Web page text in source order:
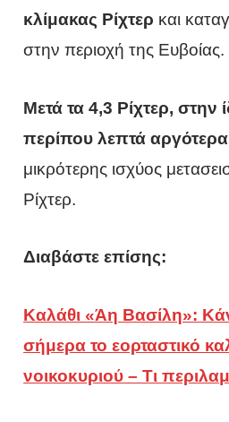
κλίμακας Ρίχτερ και
στην περιοχή της Ευβοίας.
Μετά τα 4,3 Ρίχτερ, στην
περίπου λεπτά αργότερα
μικρότερης ισχύος
Ρίχτερ.
Διαβάστε επίσης:
Καλάθι «Άη Βασίλη»:
σήμερα το εορταστικό
νοικοκυριού – Τι